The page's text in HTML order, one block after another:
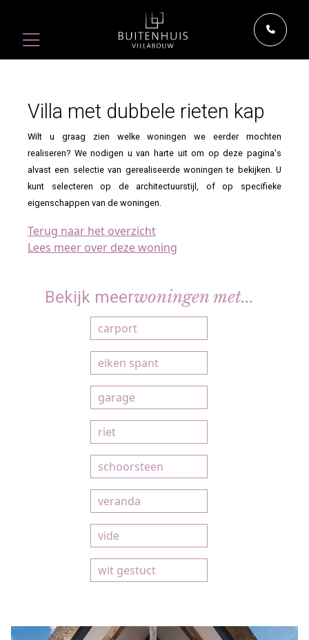
Villa met dubbele rieten kap
Wilt u graag zien welke woningen we eerder mochten
realiseren? We nodigen u van harte uit om op deze pagina's
alvast een selectie van gerealiseerde woningen te bekijken. U
kunt selecteren op de architectuurstijl, of op specifieke
eigenschappen van de woningen.
Terug naar het overzicht
Lees meer over deze woning
Bekijk meerwoningen met...
carport
eiken spant
garage
riet
schoorsteen
veranda
vide
wit gestuct